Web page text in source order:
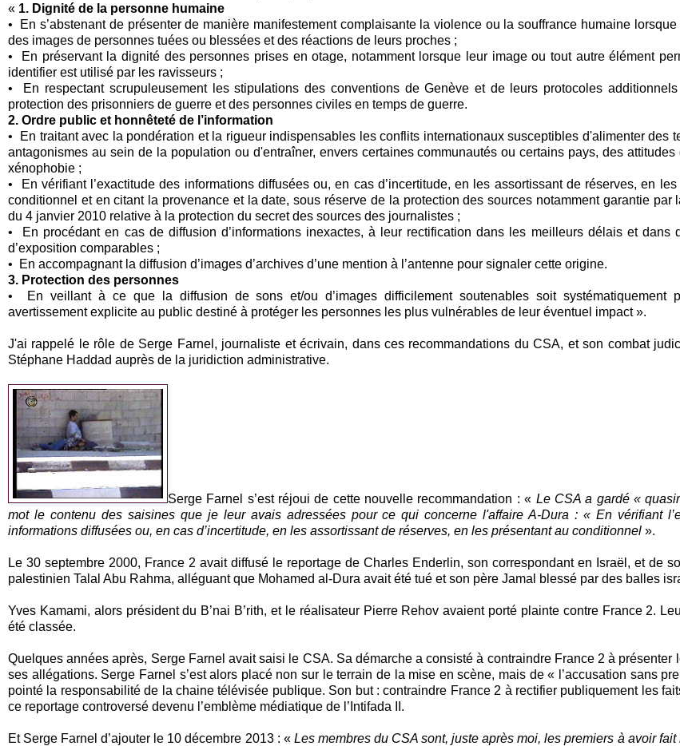
« 1. Dignité de la personne humaine
• En s’abstenant de présenter de manière manifestement complaisante la violence ou la souffrance humaine
des images de personnes tuées ou blessées et des réactions de leurs proches ;
• En préservant la dignité des personnes prises en otage, notamment lorsque leur image ou tout autre élément
identifier est utilisé par les ravisseurs ;
• En respectant scrupuleusement les stipulations des conventions de Genève et de leurs protocoles
protection des prisonniers de guerre et des personnes civiles en temps de guerre.
2. Ordre public et honnêteté de l’information
• En traitant avec la pondération et la rigueur indispensables les conflits internationaux susceptibles d'alimenter des
antagonismes au sein de la population ou d'entraîner, envers certaines communautés ou certains pays, des
xénophobie ;
• En vérifiant l’exactitude des informations diffusées ou, en cas d’incertitude, en les assortissant de réserves, en les
conditionnel et en citant la provenance et la date, sous réserve de la protection des sources notamment garantie par
du 4 janvier 2010 relative à la protection du secret des sources des journalistes ;
• En procédant en cas de diffusion d’informations inexactes, à leur rectification dans les meilleurs délais et dans
d’exposition comparables ;
• En accompagnant la diffusion d’images d’archives d’une mention à l’antenne pour signaler cette origine.
3. Protection des personnes
• En veillant à ce que la diffusion de sons et/ou d’images difficilement soutenables soit systématiquement
avertissement explicite au public destiné à protéger les personnes les plus vulnérables de leur éventuel impact ».
J'ai rappelé le rôle de Serge Farnel, journaliste et écrivain, dans ces recommandations du CSA, et son combat
Stéphane Haddad auprès de la juridiction administrative.
Serge Farnel s’est réjoui de cette nouvelle recommandation : « Le CSA a gardé «
mot le contenu des saisines que je leur avais adressées pour ce qui concerne l'affaire A-Dura : « En vérifiant
informations diffusées ou, en cas d’incertitude, en les assortissant de réserves, en les présentant au conditionnel ».
Le 30 septembre 2000, France 2 avait diffusé le reportage de Charles Enderlin, son correspondant en Israël, et de
palestinien Talal Abu Rahma, alléguant que Mohamed al-Dura avait été tué et son père Jamal blessé par des balles
Yves Kamami, alors président du B’nai B’rith, et le réalisateur Pierre Rehov avaient porté plainte contre France 2.
été classée.
Quelques années après, Serge Farnel avait saisi le CSA. Sa démarche a consisté à contraindre France 2 à présenter
ses allégations. Serge Farnel s’est alors placé non sur le terrain de la mise en scène, mais de « l’accusation sans
pointé la responsabilité de la chaine télévisée publique. Son but : contraindre France 2 à rectifier publiquement les
ce reportage controversé devenu l’emblème médiatique de l’Intifada II.
Et Serge Farnel d’ajouter le 10 décembre 2013 : « Les membres du CSA sont, juste après moi, les premiers à avoir